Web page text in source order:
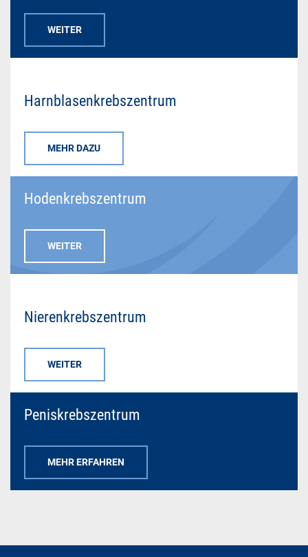
WEITER
Harnblasenkrebszentrum
MEHR DAZU
Hodenkrebszentrum
WEITER
Nierenkrebszentrum
WEITER
Peniskrebszentrum
MEHR ERFAHREN